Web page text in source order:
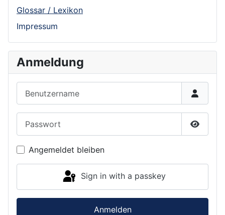
Glossar / Lexikon
Impressum
Anmeldung
Show
Angemeldet bleiben
Sign in with a passkey
Anmelden